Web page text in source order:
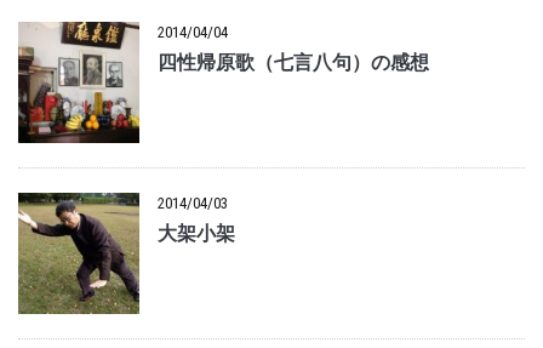
2014/04/04
四性帰原歌（七言八句）の感想
2014/04/03
大架小架